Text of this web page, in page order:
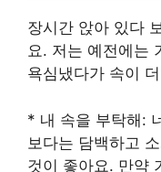
장시간 앉아 있다
요. 저는 예전에는
욕심냈다가 속이
* 내 속을 부탁해:
보다는 담백하고
것이 좋아요. 만약